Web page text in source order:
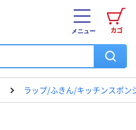
カゴ
メニュー
ラップ/ふきん/キッチンスポン